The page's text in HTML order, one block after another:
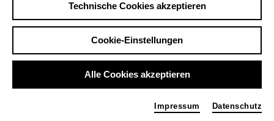
Deutschland 2005 | 94 min.
Regie: Uli Aumüller
Video VoD / live
Technische Cookies akzeptieren
Cookie-Einstellungen
Alle Cookies akzeptieren
Impressum Datenschutz